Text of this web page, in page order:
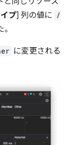
プ] 列の値に /
に変更される